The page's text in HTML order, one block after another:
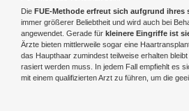
Die FUE-Methode erfreut sich aufgrund ihres
immer größerer Beliebtheit und wird auch bei
angewendet. Gerade für kleinere Eingriffe ist
Ärzte bieten mittlerweile sogar eine
das Haupthaar zumindest teilweise erhalten
rasiert werden muss. In jedem Fall empfiehlt es
mit einem qualifizierten Arzt zu führen, um die